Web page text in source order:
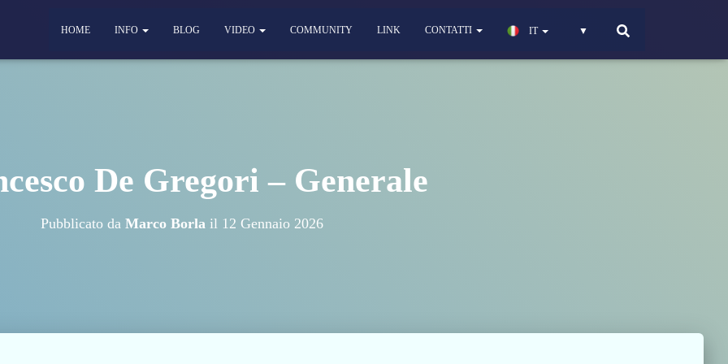
HOME INFO BLOG VIDEO COMMUNITY LINK CONTATTI IT ▼
De Gregori – Generale
Pubblicato da Marco Borla il 12 Gennaio 2026